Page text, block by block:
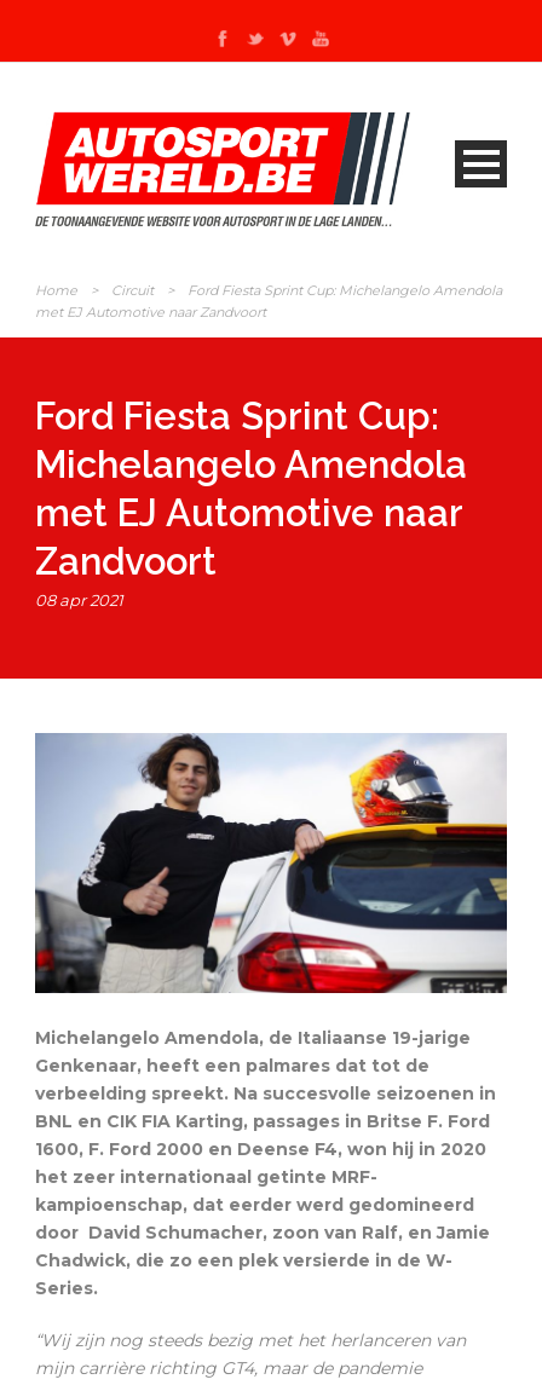
Home > Circuit >
Ford Fiesta Sprint Cup: Michelangelo Amendola
met EJ Automotive naar Zandvoort
Ford Fiesta Sprint Cup:
Michelangelo Amendola
met EJ Automotive naar
Zandvoort
08 apr 2021
Michelangelo Amendola, de Italiaanse 19-jarige
Genkenaar, heeft een palmares dat tot de
verbeelding spreekt. Na succesvolle seizoenen in
BNL en CIK FIA Karting, passages in Britse F. Ford
1600, F. Ford 2000 en Deense F4, won hij in 2020
het zeer internationaal getinte MRF-
kampioenschap, dat eerder werd gedomineerd
door David Schumacher, zoon van Ralf, en Jamie
Chadwick, die zo een plek versierde in de W-
Series.
“Wij zijn nog steeds bezig met het herlanceren van
mijn carrière richting GT4, maar de pandemie